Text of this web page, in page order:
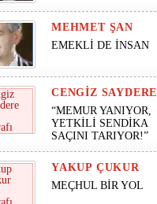
MEHMET ŞAN
EMEKLİ DE İNSAN
CENGIZ SAYDERE
“MEMUR YANIYOR,
YETKİLİ SENDİKA
SAÇINI TARIYOR!”
YAKUP ÇUKUR
MEÇHUL BİR YOL